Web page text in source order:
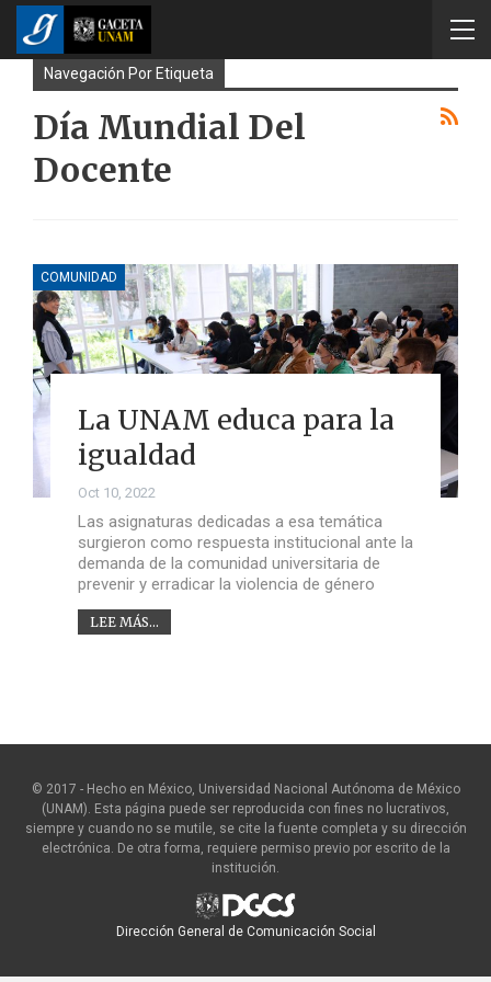
Navegación Por Etiqueta
Día Mundial Del
Docente
COMUNIDAD
La UNAM educa para la
igualdad
Oct 10, 2022
Las asignaturas dedicadas a esa temática
surgieron como respuesta institucional ante la
demanda de la comunidad universitaria de
prevenir y erradicar la violencia de género
LEE MÁS...
© 2017 - Hecho en México, Universidad Nacional Autónoma de México
(UNAM). Esta página puede ser reproducida con fines no lucrativos,
siempre y cuando no se mutile, se cite la fuente completa y su dirección
electrónica. De otra forma, requiere permiso previo por escrito de la
institución.
Dirección General de Comunicación Social